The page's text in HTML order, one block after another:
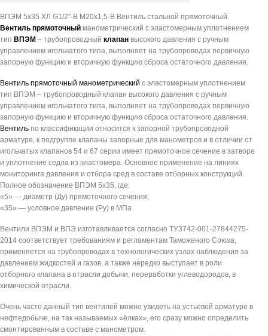
ВПЭМ 5х35 ХЛ G1/2″-В М20х1,5-B Вентиль стальной прямоточный.
Вентиль прямоточный манометрический с эластомерным уплотнением
тип ВПЭМ – трубопроводный клапан высокого давления с ручным
управлением игольчатого типа, выполняет на трубопроводах первичную
запорную функцию и вторичную функцию сброса остаточного давления.
Вентиль прямоточный манометрический с эластомерным уплотнением
тип ВПЭМ – трубопроводный клапан высокого давления с ручным
управлением игольчатого типа, выполняет на трубопроводах первичную
запорную функцию и вторичную функцию сброса остаточного давления.
Вентиль по классификации относится к запорной трубопроводной
арматуре, к подгруппе клапаны запорные для манометров и в отличии от
игольчатых клапанов 54 и 67 серии имеет прямоточное сечение в затворе
и уплотнение седла из эластомера. Основное применение на линиях
мониторинга давления и отбора сред в составе отборных конструкций.
Полное обозначение ВПЭМ 5х35, где:
«5» — диаметр (Ду) прямоточного сечения;
«35» — условное давление (Ру) в МПа
Вентили ВПЭМ и ВПЭ изготавливается согласно ТУ3742-001-27844275-
2014 соответствует требованиям и регламентам Таможеного Союза,
применяется на трубопроводах в технологических узлах наблюдения за
давлением жидкостей и газов, а также нередко выступает в роли
отборного клапана в отрасли добычи, переработки углеводородов, в
химической отрасли.
Очень часто данный тип вентилей можно увидеть на устьевой арматуре в
нефтедобыче, на так называемых «ёлках», его сразу можно определить
смонтированным в составе с манометром.